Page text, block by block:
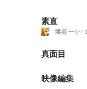
素直
塩谷 一が+1
真面目
映像編集